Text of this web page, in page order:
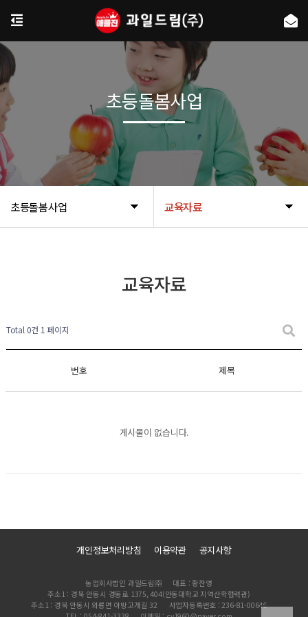
초등돌봄사업 교육자료
초등돌봄사업
교육자료
Total 0건 1 페이지
번호 제목
게시물이 없습니다.
개인정보처리방침 이용약관 공지사항
농업회사법인 과일드림㈜
대표 : 황찬영
주소1 : 경북 안동시 경동로 1375, 404(안동대학교 지역산학협력관)
주소1 : 경북 안동시 와룡면 아방고개길 32
사업자등록번호 : 236-81-00646